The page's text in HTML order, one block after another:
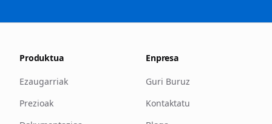
Produktua
Ezaugarriak
Prezioak
Enpresa
Guri Buruz
Kontaktatu